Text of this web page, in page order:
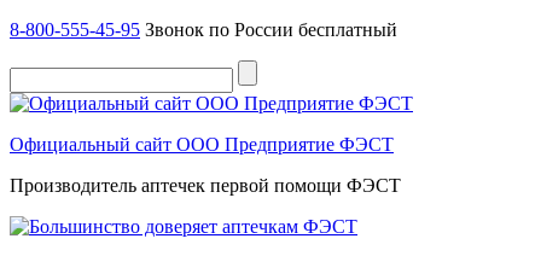
8-800-555-45-95 Звонок по России бесплатный
Официальный сайт ООО Предприятие ФЭСТ
Производитель аптечек первой помощи ФЭСТ